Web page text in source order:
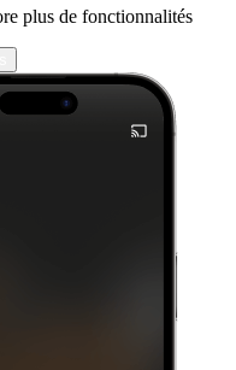
plus de fonctionnalités